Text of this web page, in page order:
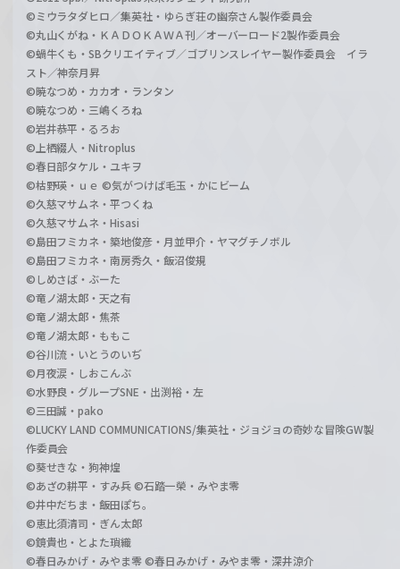
©ミウラタダヒロ／集英社・ゆらぎ荘の幽奈さん製作委員会
©丸山くがね・ＫＡＤＯＫＡＷＡ刊／オーバーロード2製作委員会
©蝸牛くも・SBクリエイティブ／ゴブリンスレイヤー製作委員会 イラ
スト／神奈月昇
©暁なつめ・カカオ・ランタン
©暁なつめ・三嶋くろね
©岩井恭平・るろお
©上栖綴人・Nitroplus
©春日部タケル・ユキヲ
©枯野瑛・ｕｅ ©気がつけば毛玉・かにビーム
©久慈マサムネ・平つくね
©久慈マサムネ・Hisasi
©島田フミカネ・築地俊彦・月並甲介・ヤマグチノボル
©島田フミカネ・南房秀久・飯沼俊規
©しめさば・ぶーた
©竜ノ湖太郎・天之有
©竜ノ湖太郎・焦茶
©竜ノ湖太郎・ももこ
©谷川流・いとうのいぢ
©月夜涙・しおこんぶ
©水野良・グループSNE・出渕裕・左
©三田誠・pako
©LUCKY LAND COMMUNICATIONS/集英社・ジョジョの奇妙な冒険GW製
作委員会
©葵せきな・狗神煌
©あざの耕平・すみ兵 ©石踏一榮・みやま零
©井中だちま・飯田ぽち。
©恵比須清司・ぎん太郎
©鏡貴也・とよた瑣織
©春日みかげ・みやま零 ©春日みかげ・みやま零・深井涼介